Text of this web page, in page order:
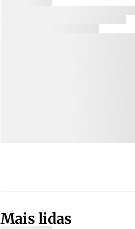
Mais lidas